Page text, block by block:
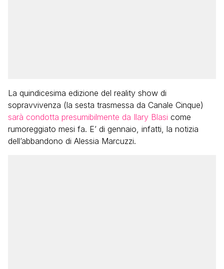
La quindicesima edizione del reality show di
sopravvivenza (la sesta trasmessa da Canale Cinque)
sarà condotta presumibilmente da Ilary Blasi come
rumoreggiato mesi fa. E’ di gennaio, infatti, la notizia
dell’abbandono di Alessia Marcuzzi.